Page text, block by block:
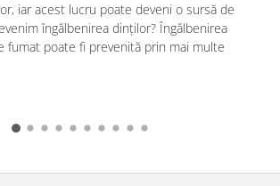
iar acest lucru poate deveni o sursă de
îngălbenirea dinților? Îngălbenirea
fumat poate fi prevenită prin mai multe